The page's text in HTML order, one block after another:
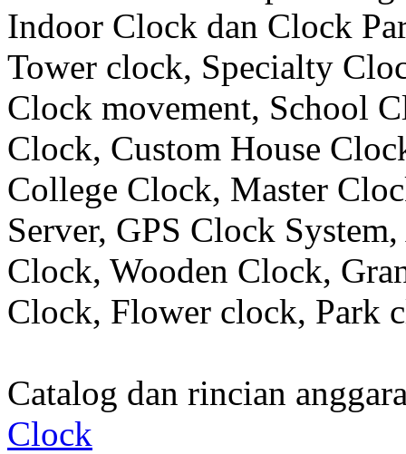
Indoor Clock dan Clock
Tower clock, Specialty
Clock movement, School
Clock, Custom House
College Clock, Master
Server, GPS Clock
Clock, Wooden Clock,
Clock, Flower clock, Park
Catalog dan rincian
Clock